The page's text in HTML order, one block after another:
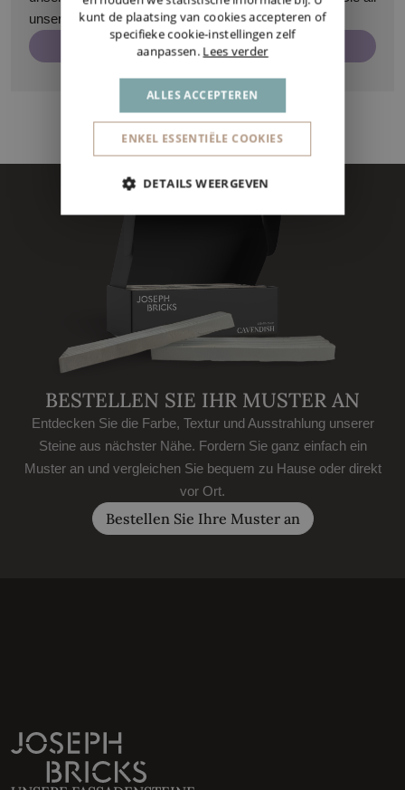
unsere Produkte aus nächster Nähe betrachten.
Termin vereinbaren
BESTELLEN SIE IHR MUSTER AN
Entdecken Sie die Farbe, Textur und Ausstrahlung unserer
Steine aus nächster Nähe. Fordern Sie ganz einfach ein
Muster an und vergleichen Sie bequem zu Hause oder direkt
vor Ort.
Bestellen Sie Ihre Muster an
kunt de plaatsing van cookies accepteren of
specifieke cookie-instellingen zelf
aanpassen. Lees verder
ALLES ACCEPTEREN
ENKEL ESSENTIËLE COOKIES
DETAILS WEERGEVEN